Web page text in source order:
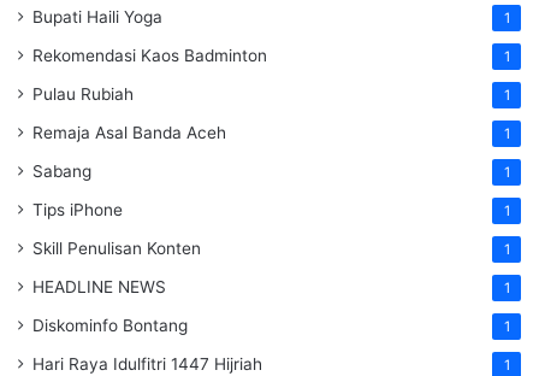
Bupati Haili Yoga 1
Rekomendasi Kaos Badminton 1
Pulau Rubiah 1
Remaja Asal Banda Aceh 1
Sabang 1
Tips iPhone 1
Skill Penulisan Konten 1
HEADLINE NEWS 1
Diskominfo Bontang 1
Hari Raya Idulfitri 1447 Hijriah 1